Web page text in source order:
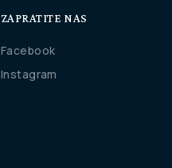
ZAPRATITE NAS
Facebook
Instagram